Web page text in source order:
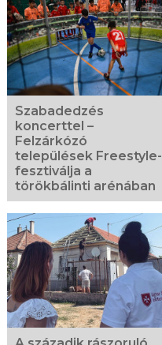
Szabadedzés
koncerttel –
Felzárkózó
települések Freestyle-
fesztiválja a
törökbálinti arénában